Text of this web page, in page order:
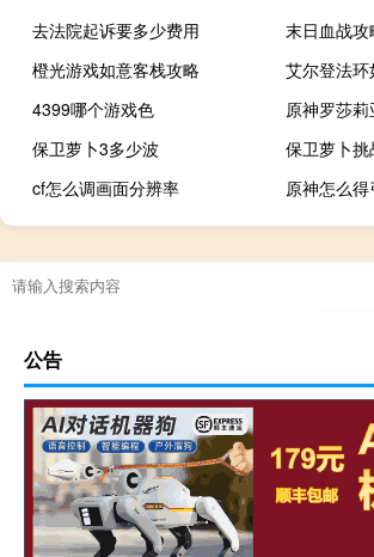
去法院起诉要多少费用
末日血战攻
橙光游戏如意客栈攻略
艾尔登法
4399哪个游戏色
原神罗莎
保卫萝卜3多少波
保卫萝卜
cf怎么调画面分辨率
原神怎么
公告